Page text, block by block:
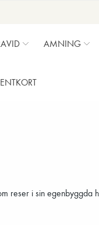
AMNING
reser i sin egenbyggda